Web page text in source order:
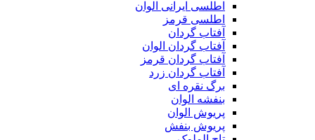
اطلسی ایرانی الوان
اطلسی قرمز
آفتاب گردان
آفتاب گردان الوان
آفتاب گردان قرمز
آفتاب گردان زرد
برگ نقره ای
بنفشه الوان
پریوش الوان
پریوش بنفش